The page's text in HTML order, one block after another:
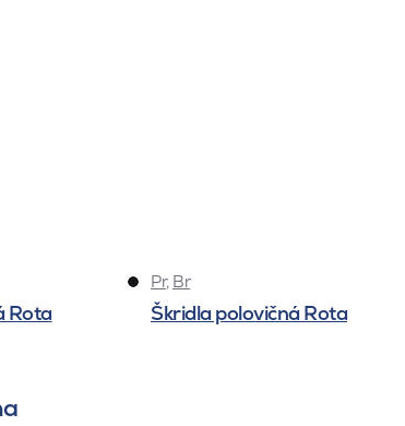
Rota
Pr, Br
Škridla polovičná Rota